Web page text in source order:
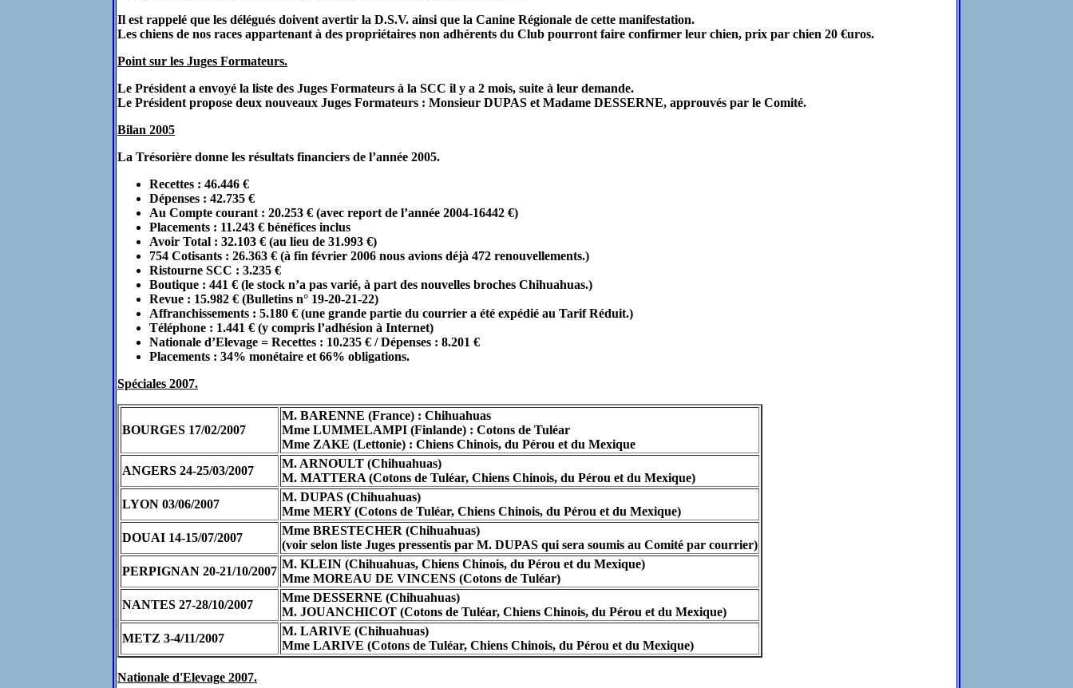
Il est rappelé que les délégués doivent avertir la D.S.V. ainsi que la Canine Régionale de cette manifestation.
Les chiens de nos races appartenant à des propriétaires non adhérents du Club pourront faire confirmer leur chien, prix par chien 20 €uros.
Point sur les Juges Formateurs.
Le Président a envoyé la liste des Juges Formateurs à la SCC il y a 2 mois, suite à leur demande.
Le Président propose deux nouveaux Juges Formateurs : Monsieur DUPAS et Madame DESSERNE, approuvés par le Comité.
Bilan 2005
La Trésorière donne les résultats financiers de l’année 2005.
Recettes : 46.446 €
Dépenses : 42.735 €
Au Compte courant : 20.253 € (avec report de l’année 2004-16442 €)
Placements : 11.243 € bénéfices inclus
Avoir Total : 32.103 € (au lieu de 31.993 €)
754 Cotisants : 26.363 € (à fin février 2006 nous avions déjà 472 renouvellements.)
Ristourne SCC : 3.235 €
Boutique : 441 € (le stock n’a pas varié, à part des nouvelles broches Chihuahuas.)
Revue : 15.982 € (Bulletins n° 19-20-21-22)
Affranchissements : 5.180 € (une grande partie du courrier a été expédié au Tarif Réduit.)
Téléphone : 1.441 € (y compris l’adhésion à Internet)
Nationale d’Elevage = Recettes : 10.235 € / Dépenses : 8.201 €
Placements : 34% monétaire et 66% obligations.
Spéciales 2007.
BOURGES 17/02/2007
M. BARENNE (France) : Chihuahuas
Mme LUMMELAMPI (Finlande) : Cotons de Tuléar
Mme ZAKE (Lettonie) : Chiens Chinois, du Pérou et du Mexique
ANGERS 24-25/03/2007
M. ARNOULT (Chihuahuas)
M. MATTERA (Cotons de Tuléar, Chiens Chinois, du Pérou et du Mexique)
LYON 03/06/2007
M. DUPAS (Chihuahuas)
Mme MERY (Cotons de Tuléar, Chiens Chinois, du Pérou et du Mexique)
DOUAI 14-15/07/2007
Mme BRESTECHER (Chihuahuas)
(voir selon liste Juges pressentis par M. DUPAS qui sera soumis au Comité par courrier)
PERPIGNAN 20-21/10/2007
M. KLEIN (Chihuahuas, Chiens Chinois, du Pérou et du Mexique)
Mme MOREAU DE VINCENS (Cotons de Tuléar)
NANTES 27-28/10/2007
Mme DESSERNE (Chihuahuas)
M. JOUANCHICOT (Cotons de Tuléar, Chiens Chinois, du Pérou et du Mexique)
METZ 3-4/11/2007
M. LARIVE (Chihuahuas)
Mme LARIVE (Cotons de Tuléar, Chiens Chinois, du Pérou et du Mexique)
Nationale d'Elevage 2007.